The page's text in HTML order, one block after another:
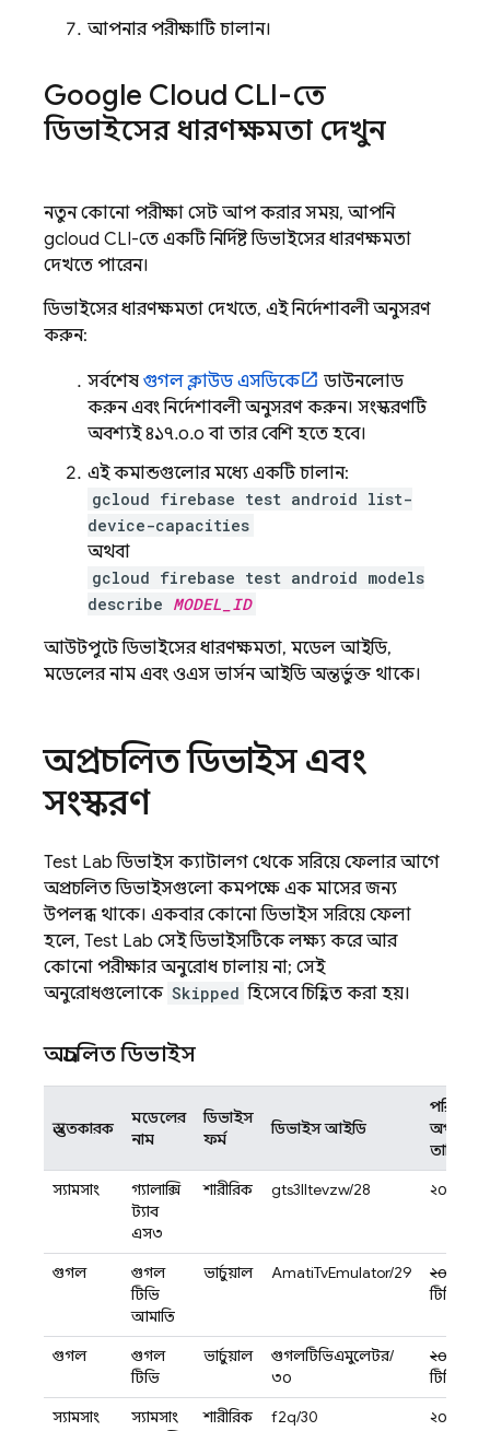
আপনার পরীক্ষাটি চালান।
Google Cloud CLI-তে
ডিভাইসের ধারণক্ষমতা দেখুন
নতুন কোনো পরীক্ষা সেট আপ করার সময়, আপনি
gcloud CLI-তে একটি নির্দিষ্ট ডিভাইসের ধারণক্ষমতা
দেখতে পারেন।
ডিভাইসের ধারণক্ষমতা দেখতে, এই নির্দেশাবলী অনুসরণ
করুন:
সর্বশেষ গুগল ক্লাউড এসডিকে
ডাউনলোড
করুন এবং নির্দেশাবলী অনুসরণ করুন। সংস্করণটি
অবশ্যই ৪১৭.০.০ বা তার বেশি হতে হবে।
এই কমান্ডগুলোর মধ্যে একটি চালান:
gcloud firebase test android list-
device-capacities
অথবা
gcloud firebase test android models
describe MODEL_ID
আউটপুটে ডিভাইসের ধারণক্ষমতা, মডেল আইডি,
মডেলের নাম এবং ওএস ভার্সন আইডি অন্তর্ভুক্ত থাকে।
অপ্রচলিত ডিভাইস এবং
সংস্করণ
Test Lab ডিভাইস ক্যাটালগ থেকে সরিয়ে ফেলার আগে
অপ্রচলিত ডিভাইসগুলো কমপক্ষে এক মাসের জন্য
উপলব্ধ থাকে। একবার কোনো ডিভাইস সরিয়ে ফেলা
হলে, Test Lab সেই ডিভাইসটিকে লক্ষ্য করে আর
কোনো পরীক্ষার অনুরোধ চালায় না; সেই
অনুরোধগুলোকে Skipped হিসেবে চিহ্নিত করা হয়।
অপ্রচলিত ডিভাইস
প্রস্তুতকারক
মডেলের
নাম
ডিভাইস
ফর্ম
ডিভাইস আইডি
পরিকল্পিত
তারিখ
স্যামসাং
গ্যালাক্সি
ট্যাব
এস৩
শারীরিক gts3lltevzw/28 ২০২৪-
গুগল
গুগল
টিভি
আমাতি
ভার্চুয়াল AmatiTvEmulator/29
২০২৫-
টিবিডি
গুগল
গুগল
টিভি
ভার্চুয়াল
গুগলটিভিএমুলেটর/
৩০
২০২৫-
টিবিডি
স্যামসাং
স্যামসাং
শারীরিক f2q/30 ২০২৬-